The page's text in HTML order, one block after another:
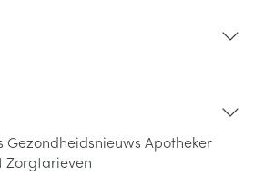
Gezondheidsnieuws Apotheker
Zorgtarieven